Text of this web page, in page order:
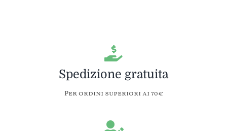
Spedizione gratuita
Per ordini superiori ai 70€